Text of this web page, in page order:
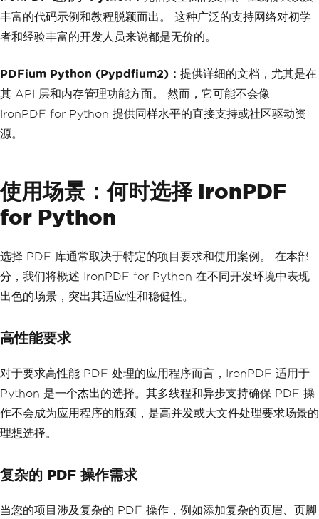
丰富的代码示例和教程脱颖而出。 这种广泛的支持网络对初学
者和经验丰富的开发人员来说都是无价的。
PDFium Python (Pypdfium2)： 提供详细的文档，尤其是在
其 API 层和内存管理功能方面。 然而，它可能不会像
IronPDF for Python 提供同样水平的直接支持或社区驱动资
源。
使用场景：何时选择 IronPDF
for Python
选择 PDF 库通常取决于特定的项目要求和使用案例。 在本部
分，我们将概述 IronPDF for Python 在不同开发环境中表现
出色的场景，突出其适应性和稳健性。
高性能要求
对于要求高性能 PDF 处理的应用程序而言，IronPDF 适用于
Python 是一个杰出的选择。其多线程和异步支持确保 PDF 操
作不会成为应用程序的瓶颈，是高并发或大文件处理要求场景的
理想选择。
复杂的 PDF 操作需求
当您的项目涉及复杂的 PDF 操作，例如添加复杂的页眉、页脚